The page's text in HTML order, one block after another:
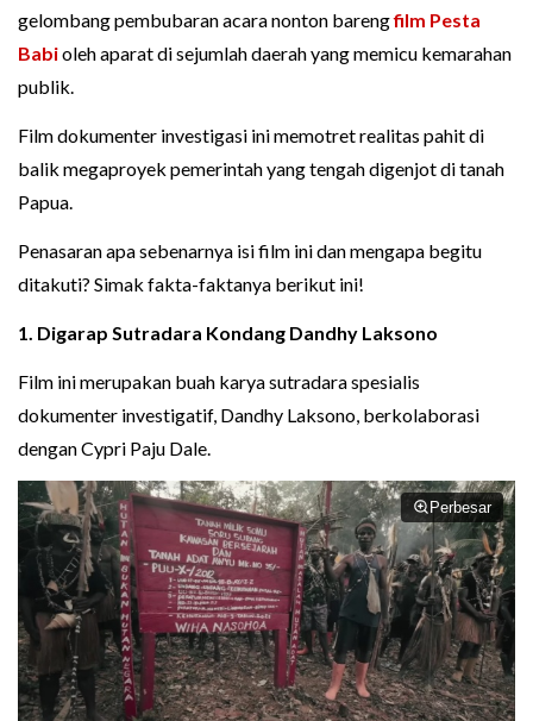
gelombang pembubaran acara nonton barengfilm Pesta
Babioleh aparat di sejumlah daerah yang memicu kemarahan
publik.
Film dokumenter investigasi ini memotret realitas pahit di
balik megaproyek pemerintah yang tengah digenjot di tanah
Papua.
Penasaran apa sebenarnya isi film ini dan mengapa begitu
ditakuti? Simak fakta-faktanya berikut ini!
1. Digarap Sutradara Kondang Dandhy Laksono
Film ini merupakan buah karya sutradara spesialis
dokumenter investigatif, Dandhy Laksono, berkolaborasi
dengan Cypri Paju Dale.
Perbesar